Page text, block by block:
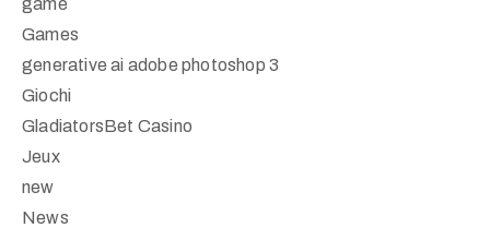
game
Games
generative ai adobe photoshop 3
Giochi
GladiatorsBet Casino
Jeux
new
News